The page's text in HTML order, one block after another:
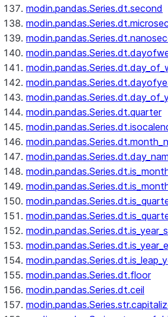
modin.pandas.Series.dt.second
modin.pandas.Series.dt.quarter
modin.pandas.Series.dt.floor
modin.pandas.Series.dt.ceil